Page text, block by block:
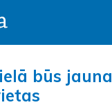
būs